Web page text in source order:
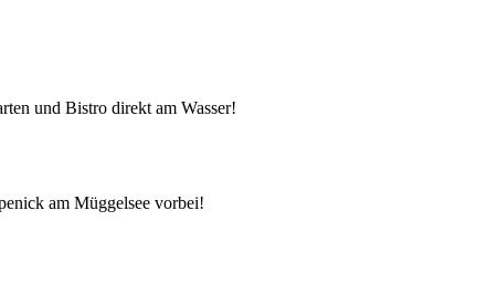
und Bistro direkt am Wasser!
am Müggelsee vorbei!